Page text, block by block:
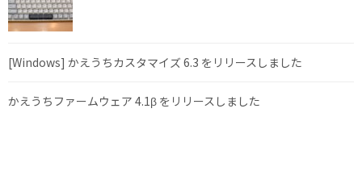
[Windows] かえうちカスタマイズ 6.3 をリリースしました
かえうちファームウェア 4.1β をリリースしました